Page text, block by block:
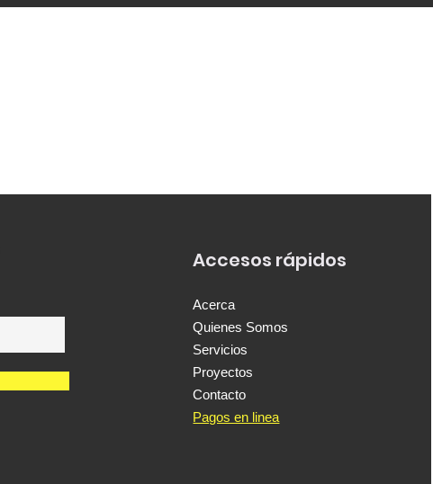
Accesos rápidos
Acerca
Quienes Somos
Servicios
Proyectos
Contacto
Pagos en linea